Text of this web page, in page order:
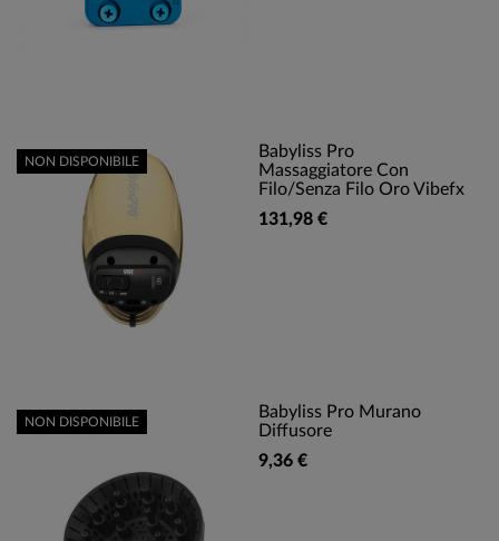
Babyliss Pro
Massaggiatore Con
Filo/Senza Filo Oro Vibefx
131,98 €
NON DISPONIBILE
Babyliss Pro Murano
Diffusore
9,36 €
NON DISPONIBILE